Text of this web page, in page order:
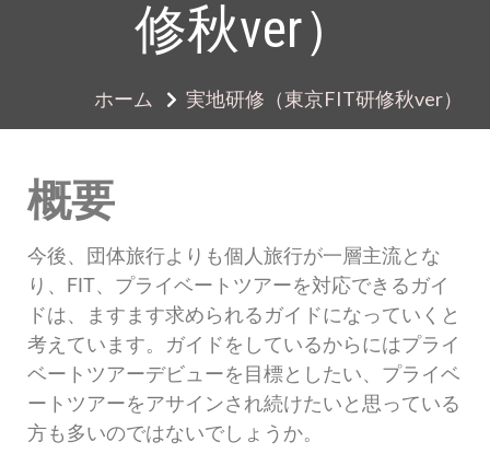
修秋ver）
ホーム 実地研修（東京FIT研修秋ver）
概要
今後、団体旅行よりも個人旅行が一層主流とな
り、FIT、プライベートツアーを対応できるガイ
ドは、ますます求められるガイドになっていくと
考えています。ガイドをしているからにはプライ
ベートツアーデビューを目標としたい、プライベ
ートツアーをアサインされ続けたいと思っている
方も多いのではないでしょうか。